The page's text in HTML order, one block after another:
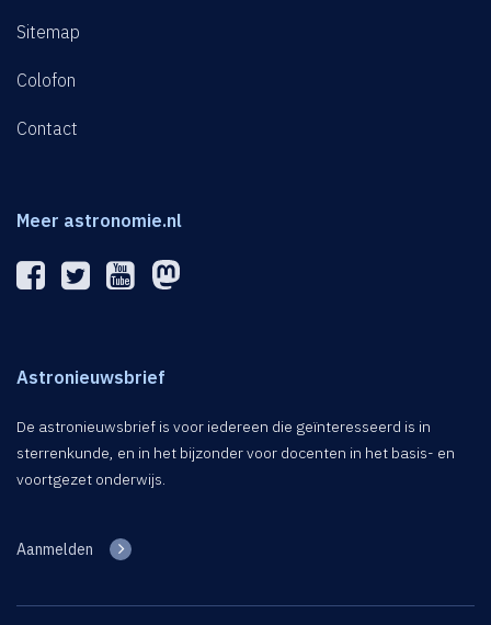
Sitemap
Colofon
Contact
Meer astronomie.nl
Astronieuwsbrief
De astronieuwsbrief is voor iedereen die geïnteresseerd is in
sterrenkunde, en in het bijzonder voor docenten in het basis- en
voortgezet onderwijs.
Aanmelden